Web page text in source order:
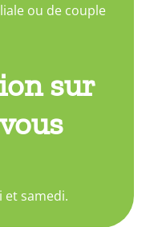
ou de couple
sur
et samedi.